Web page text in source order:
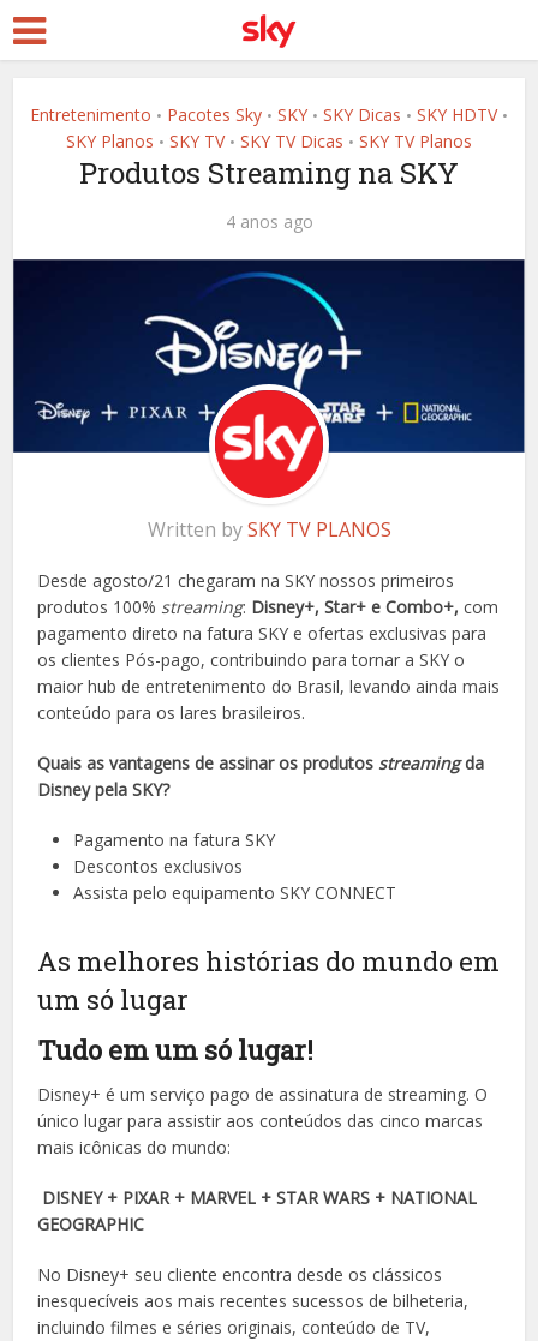
Entretenimento • Pacotes Sky • SKY • SKY Dicas • SKY HDTV •
SKY Planos • SKY TV • SKY TV Dicas • SKY TV Planos
Produtos Streaming na SKY
4 anos ago
Written bySKY TV PLANOS
Desde agosto/21 chegaram na SKY nossos primeiros
produtos 100% streaming: Disney+, Star+ e Combo+, com
pagamento direto na fatura SKY e ofertas exclusivas para
os clientes Pós-pago, contribuindo para tornar a SKY o
maior hub de entretenimento do Brasil, levando ainda mais
conteúdo para os lares brasileiros.
Quais as vantagens de assinar os produtos streamingda
Disney pela SKY?
Pagamento na fatura SKY
Descontos exclusivos
Assista pelo equipamento SKY CONNECT
As melhores histórias do mundo em
um só lugar
Tudo em um só lugar!
Disney+ é um serviço pago de assinatura de streaming. O
único lugar para assistir aos conteúdos das cinco marcas
mais icônicas do mundo:
DISNEY + PIXAR + MARVEL + STAR WARS + NATIONAL
GEOGRAPHIC
No Disney+ seu cliente encontra desde os clássicos
inesquecíveis aos mais recentes sucessos de bilheteria,
incluindo filmes e séries originais, conteúdo de TV,